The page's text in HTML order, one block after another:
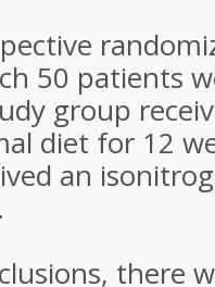
50 patients
group
diet for 12
an
there